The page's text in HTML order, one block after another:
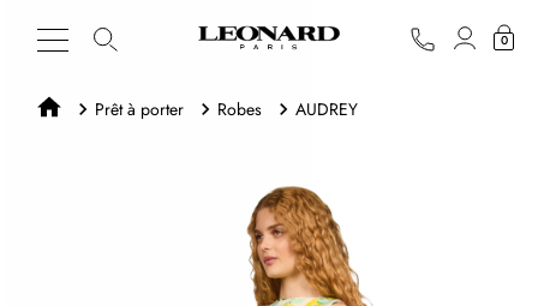
0
Prêt à porter Robes AUDREY